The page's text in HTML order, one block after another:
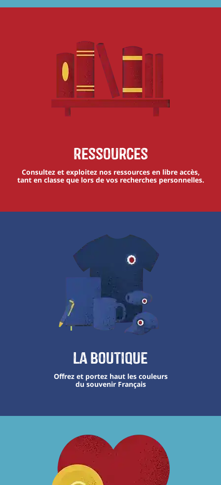
Ressources
Consultez et exploitez nos ressources en libre accès,
tant en classe que lors de vos recherches personnelles.
La boutique
Offrez et portez haut les couleurs
du souvenir Français